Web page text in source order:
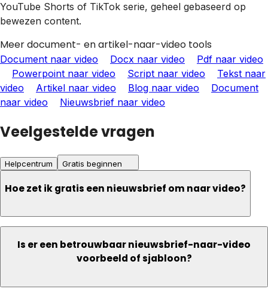
YouTube Shorts of TikTok serie, geheel gebaseerd op
bewezen content.
Meer document- en artikel-naar-video tools
Document naar video Docx naar video
Pdf naar video
Powerpoint naar video
Script naar video
Tekst naar
video
Artikel naar video Blog naar video
Document
naar video
Nieuwsbrief naar video
Veelgestelde vragen
Helpcentrum Gratis beginnen
Hoe zet ik gratis een nieuwsbrief om naar video?
Is er een betrouwbaar nieuwsbrief-naar-video
voorbeeld of sjabloon?